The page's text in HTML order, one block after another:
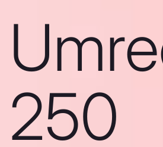
250